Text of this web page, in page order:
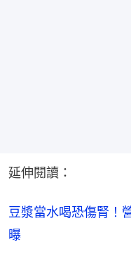
延伸閱讀：
豆漿當水喝恐傷腎！
曝